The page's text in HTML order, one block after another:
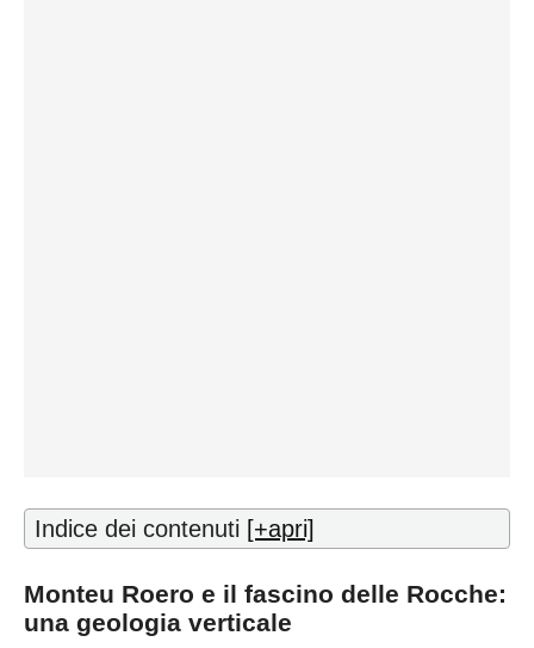
Indice dei contenuti [+apri]
Monteu Roero e il fascino delle Rocche:
una geologia verticale